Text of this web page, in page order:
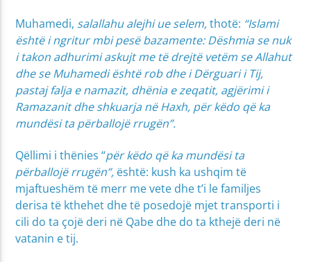
Muhamedi, salallahu alejhi ue selem,thotë: “Islami
është i ngritur mbi pesë bazamente: Dëshmia se nuk
i takon adhurimi askujt me të drejtë vetëm se Allahut
dhe se Muhamedi është rob dhe i Dërguari i Tij,
pastaj falja e namazit, dhënia e zeqatit, agjërimi i
Ramazanit dhe shkuarja në Haxh, për këdo që ka
mundësi ta përballojë rrugën”.
Qëllimi i thënies “për këdo që ka mundësi ta
përballojë rrugën”, është: kush ka ushqim të
mjaftueshëm të merr me vete dhe t’i le familjes
derisa të kthehet dhe të posedojë mjet transporti i
cili do ta çojë deri në Qabe dhe do ta kthejë deri në
vatanin e tij.